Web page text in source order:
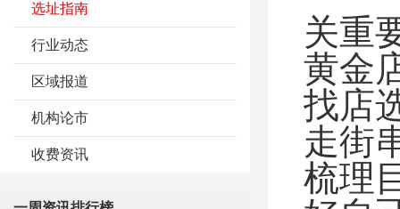
选址指南
行业动态
区域报道
机构论市
收费资讯
关重
黄金
找店
走街
梳理